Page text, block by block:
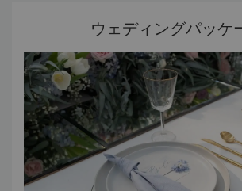
ウェディングパッケ